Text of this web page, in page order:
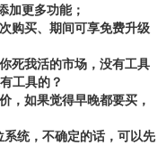
加更多功能；
购买、期间可享免费升级
死我活的市场，没有工具
工具的？
，如果觉得早晚都要买，
统，不确定的话，可以先